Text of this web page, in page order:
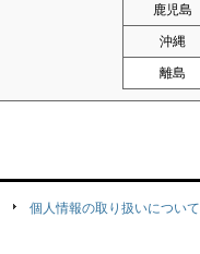
鹿児島
沖縄
離島
個人情報の取り扱いについて